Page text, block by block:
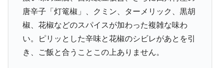
唐辛子「灯篭椒」、クミン、ターメリック、黒胡
椒、花椒などのスパイスが加わった複雑な味わ
い。ピリッとした辛味と花椒のシビレがあとを引
き、ご飯と合うことこの上ありません。